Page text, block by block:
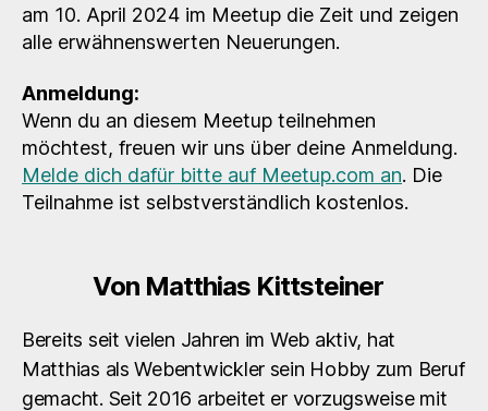
am 10. April 2024 im Meetup die Zeit und zeigen
alle erwähnenswerten Neuerungen.
Anmeldung:
Wenn du an diesem Meetup teilnehmen
möchtest, freuen wir uns über deine Anmeldung.
Melde dich dafür bitte auf Meetup.com an. Die
Teilnahme ist selbstverständlich kostenlos.
Von Matthias Kittsteiner
Bereits seit vielen Jahren im Web aktiv, hat
Matthias als Webentwickler sein Hobby zum Beruf
gemacht. Seit 2016 arbeitet er vorzugsweise mit